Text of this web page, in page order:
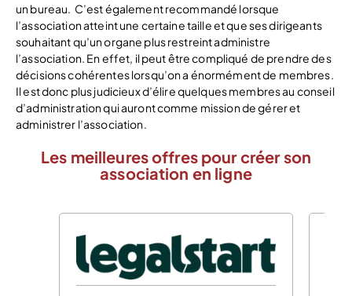
un bureau. C’est également recommandé lorsque
l’association atteint une certaine taille et que ses dirigeants
souhaitant qu’un organe plus restreint administre
l’association. En effet, il peut être compliqué de prendre des
décisions cohérentes lorsqu’on a énormément de membres.
Il est donc plus judicieux d’élire quelques membres au conseil
d’administration qui auront comme mission de gérer et
administrer l’association.
Les meilleures offres pour créer son
association en ligne